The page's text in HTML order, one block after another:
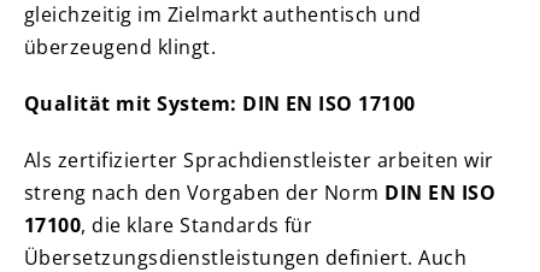
gleichzeitig im Zielmarkt authentisch und
überzeugend klingt.
Qualität mit System: DIN EN ISO 17100
Als zertifizierter Sprachdienstleister arbeiten wir
streng nach den Vorgaben der Norm DIN EN ISO
17100, die klare Standards für
Übersetzungsdienstleistungen definiert. Auch